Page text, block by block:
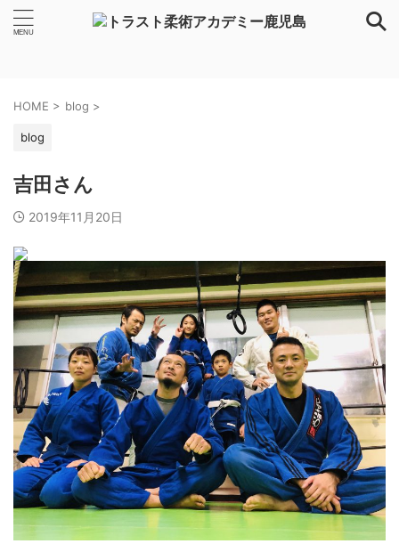
HOME > blog >
blog
吉田さん
2019年11月20日